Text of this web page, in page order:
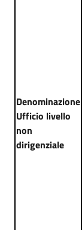
Denominazione
Ufficio livello
non
dirigenziale